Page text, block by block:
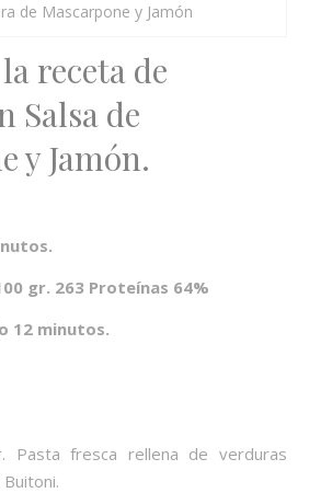
de Mascarpone y Jamón
receta de
Salsa de
y Jamón.
gr. 263 Proteínas 64%
12 minutos.
fresca rellena de verduras